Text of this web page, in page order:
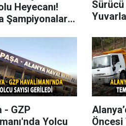
Heyecanı!
Şampiyonaları
- GZP
Yolcu